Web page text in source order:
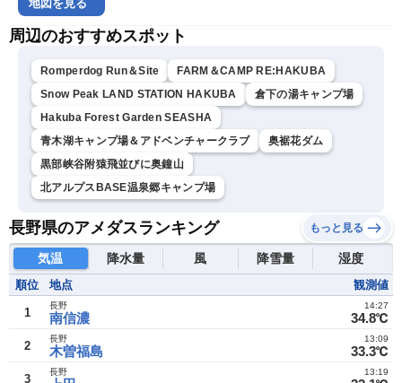
地図を見る
周辺のおすすめスポット
Romperdog Run＆Site
FARM＆CAMP RE:HAKUBA
Snow Peak LAND STATION HAKUBA
倉下の湯キャンプ場
Hakuba Forest Garden SEASHA
青木湖キャンプ場＆アドベンチャークラブ
奥裾花ダム
黒部峡谷附猿飛並びに奥鐘山
北アルプスBASE温泉郷キャンプ場
長野県のアメダスランキング もっと見る
気温 降水量 風 降雪量 湿度
順位 地点 観測値
1 南信濃
長野
34.8℃
14:27
2 木曽福島
長野
33.3℃
13:09
3 長野 13:19